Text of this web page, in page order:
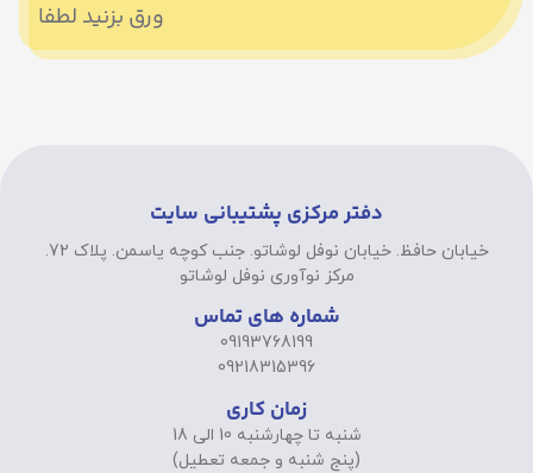
ورق بزنید لطفا
دفتر مرکزی پشتیبانی سایت
خیابان حافظ. خیابان نوفل لوشاتو. جنب کوچه یاسمن. پلاک 72.
مرکز نوآوری نوفل لوشاتو
شماره های تماس
09193768199
09218315396
زمان کاری
شنبه تا چهارشنبه 10 الی 18
(پنج شنبه و جمعه تعطیل)